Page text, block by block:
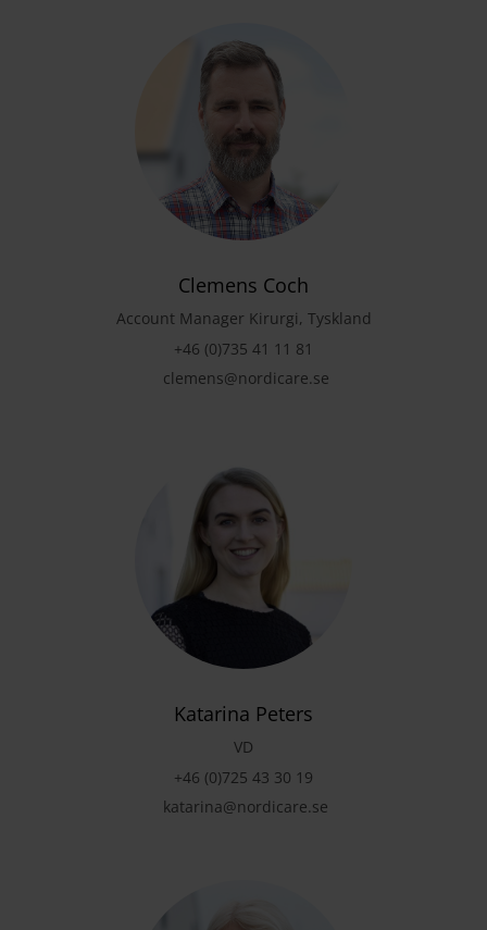
Clemens Coch
Account Manager Kirurgi, Tyskland
+46 (0)735 41 11 81
clemens@nordicare.se
Katarina Peters
VD
+46 (0)725 43 30 19
katarina@nordicare.se